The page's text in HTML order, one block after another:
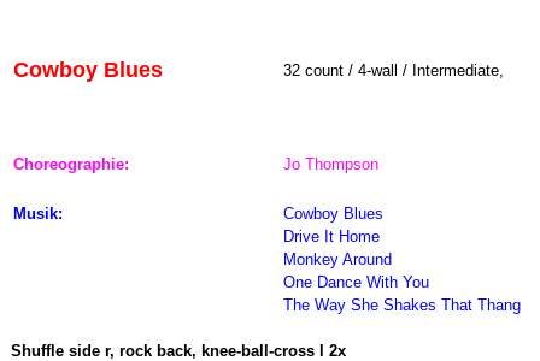
Cowboy Blues 32 count / 4-wall / Intermediate,
Choreographie: Jo Thompson
Musik:
Cowboy Blues
Drive It Home
Monkey Around
One Dance With You
The Way She Shakes That Thang
Shuffle side r, rock back, knee-ball-cross l 2x